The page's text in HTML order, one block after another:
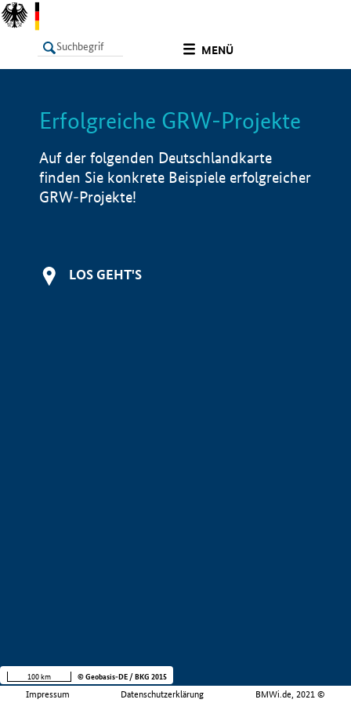
MENÜ
LISTE Info
Erfolgreiche GRW-Projekte
Auf der folgenden Deutschlandkarte
finden Sie konkrete Beispiele erfolgreicher
GRW-Projekte!
LOS GEHT'S
Impressum Datenschutzerklärung BMWi.de, 2021 ©
100 km © Geobasis-DE / BKG 2015